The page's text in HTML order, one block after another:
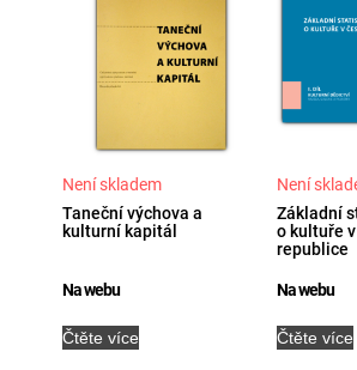
Není skladem
Taneční výchova a
kulturní kapitál
Na webu
Čtěte více
Není
Základní
o kultuře
republice
Na webu
Čtěte více